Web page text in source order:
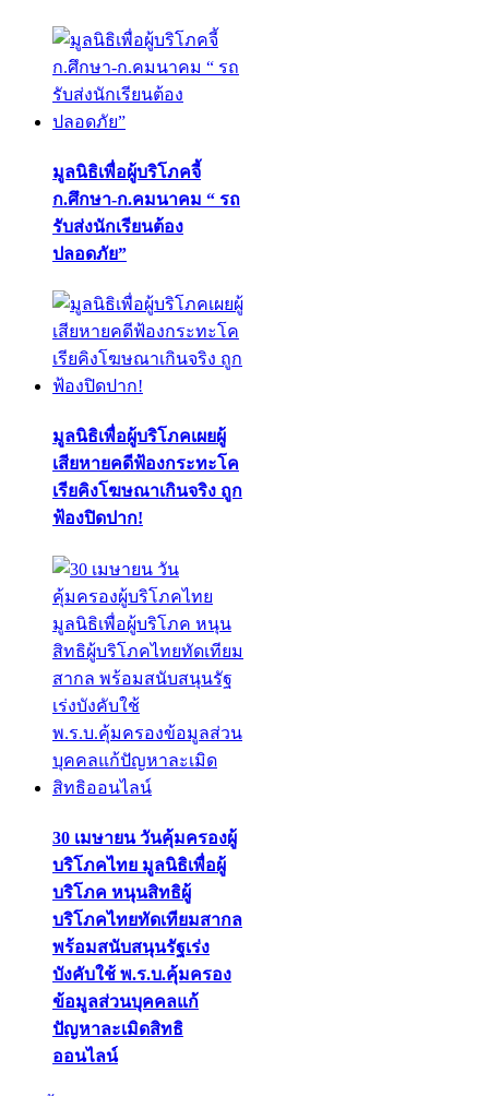
มูลนิธิเพื่อผู้บริโภคจี้
ก.ศึกษา-ก.คมนาคม “ รถ
รับส่งนักเรียนต้อง
ปลอดภัย”
มูลนิธิเพื่อผู้บริโภคเผยผู้
เสียหายคดีฟ้องกระทะโค
เรียคิงโฆษณาเกินจริง ถูก
ฟ้องปิดปาก!
30 เมษายน วันคุ้มครองผู้
บริโภคไทย มูลนิธิเพื่อผู้
บริโภค หนุนสิทธิผู้
บริโภคไทยทัดเทียมสากล
พร้อมสนับสนุนรัฐเร่ง
บังคับใช้ พ.ร.บ.คุ้มครอง
ข้อมูลส่วนบุคคลแก้
ปัญหาละเมิดสิทธิ
ออนไลน์